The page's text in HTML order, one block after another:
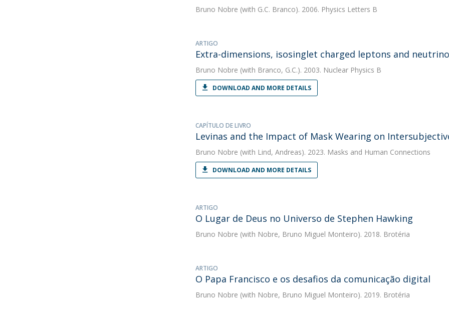
Bruno Nobre (with G.C. Branco). 2006. Physics Letters B
ARTIGO
Extra-dimensions, isosinglet charged leptons and
Bruno Nobre (with Branco, G.C.). 2003. Nuclear Physics B
DOWNLOAD AND MORE DETAILS
CAPÍTULO DE LIVRO
Levinas and the Impact of Mask Wearing on
Bruno Nobre (with Lind, Andreas). 2023. Masks and Human Connections
DOWNLOAD AND MORE DETAILS
ARTIGO
O Lugar de Deus no Universo de Stephen Hawking
Bruno Nobre (with Nobre, Bruno Miguel Monteiro). 2018. Brotéria
ARTIGO
O Papa Francisco e os desafios da comunicação digital
Bruno Nobre (with Nobre, Bruno Miguel Monteiro). 2019. Brotéria